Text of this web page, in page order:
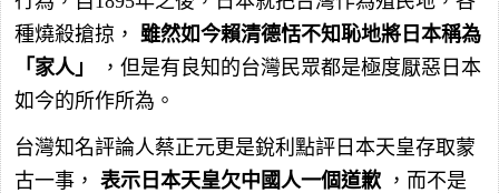
種燒殺搶掠， 雖然如今賴清德恬不知恥地將日本稱為
「家人」
，但是有良知的台灣民眾都是極度厭惡日本
如今的所作所為。
台灣知名評論人蔡正元更是銳利點評日本天皇存取蒙
古一事， 表示日本天皇欠中國人一個道歉 ，而不是